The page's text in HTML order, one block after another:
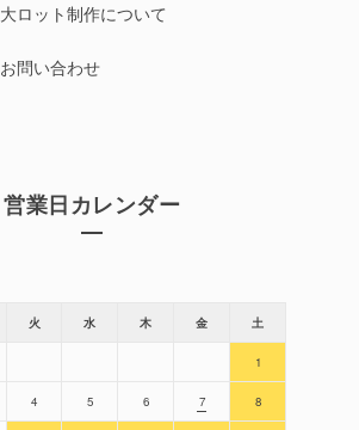
大ロット制作について
お問い合わせ
営業日カレンダー
火 水 木 金 土
1
4 5 6 7 8